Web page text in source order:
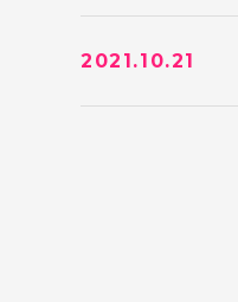
2021.10.21